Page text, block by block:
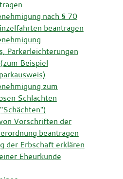
nach § 70
beantragen
Parkerleichterungen
Beispiel
zum
Schlachten
Vorschriften der
beantragen
der Erbschaft erklären
Eheurkunde